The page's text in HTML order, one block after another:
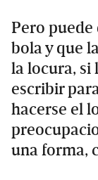
Pero puede
bola y que
la locura, si
escribir
hacerse el
una forma,